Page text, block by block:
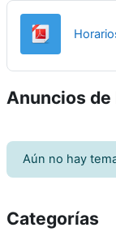
Anuncios de
Aún no hay
Categorías